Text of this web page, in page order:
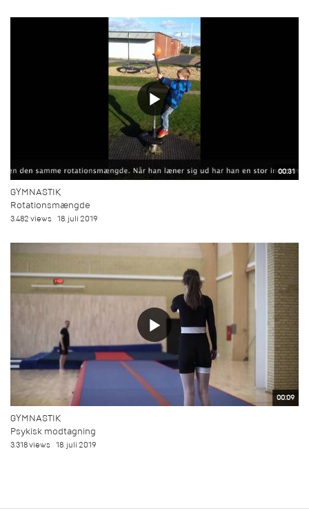
00:31
GYMNASTIK
Rotationsmængde
3.482 views 18. juli 2019
00:09
GYMNASTIK
Psykisk modtagning
3.318 views 18. juli 2019